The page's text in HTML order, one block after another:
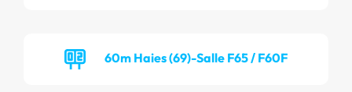
60m Haies (69)-Salle F65 / F60F